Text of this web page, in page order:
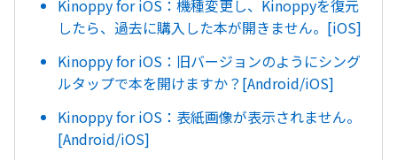
Kinoppy for iOS：機種変更し、Kinoppyを復元
したら、過去に購入した本が開きません。[iOS]
Kinoppy for iOS：旧バージョンのようにシング
ルタップで本を開けますか？[Android/iOS]
Kinoppy for iOS：表紙画像が表示されません。
[Android/iOS]